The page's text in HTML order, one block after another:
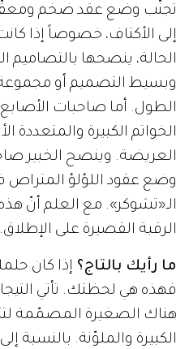
تجنّب وضع عقد ضخم ومعقّد
إلى الأكتاف، خصوصاً إذا
الحالة، ينصحها بالتصاميم
وبسيط التصميم أو
الطول. أما صاحبات
الخواتم الكبيرة والمتعددة
العريضة. وينصح الخبير
وضع عقود اللؤلؤ
الـ«تشوكر». مع العلم أنّ
الرقبة القصيرة على الإطلاق.
ما رأيك بالتاج؟ إذا كان
فهذه هي لحظتك. تأتي
هناك الصغيرة المصمّمة
الكبيرة والملوّنة. بالنسبة